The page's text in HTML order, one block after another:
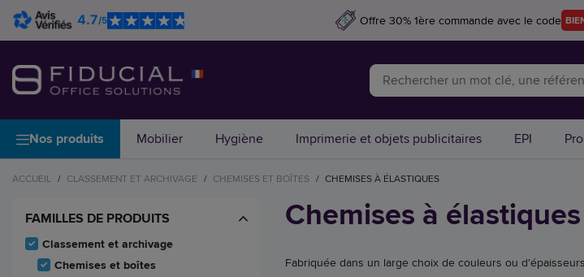
4.7/5 Offre 30% 1ère commande avec le code
Nos produits Mobilier Hygiène Imprimerie et objets publicitaires EPI
ACCUEIL / CLASSEMENT ET ARCHIVAGE / CHEMISES ET BOÎTES / CHEMISES À ÉLASTIQUES
FAMILLES DE PRODUITS
Classement et archivage
Chemises et boîtes
Chemises à élastiques
Fabriquée dans un large choix de couleurs ou